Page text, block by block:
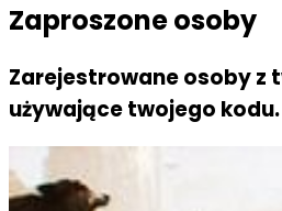
Zaproszone osoby
Zarejestrowane osoby z
używające twojego kodu.